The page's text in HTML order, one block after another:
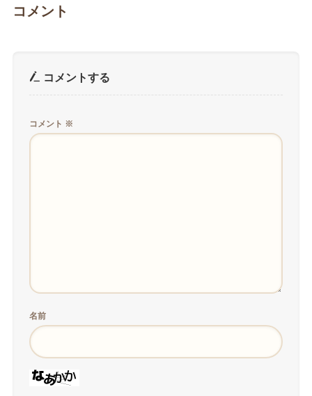
コメント
コメントする
コメント ※
名前